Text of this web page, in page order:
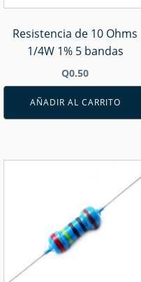
Resistencia de 10 Ohms
1/4W 1% 5 bandas
Q0.50
AÑADIR AL CARRITO